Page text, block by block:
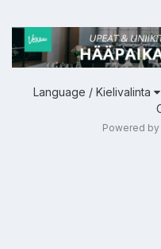
Language / Kielivalinta
Powered